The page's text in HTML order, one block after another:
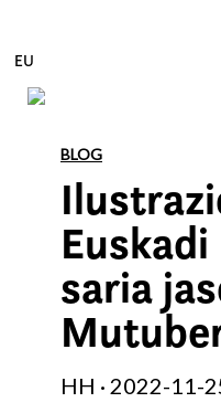
Edukira zuzenean joan
EU
BLOG
saria
HH · 2022-11-